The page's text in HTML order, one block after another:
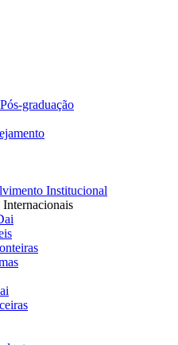
graduação
Institucional